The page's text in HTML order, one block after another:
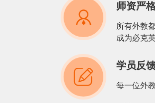

师资严
所有外教
成为必克

学员反
每一位外